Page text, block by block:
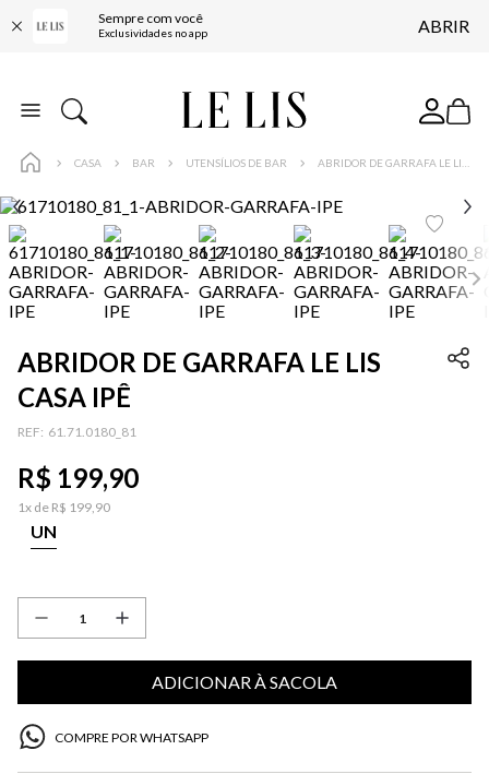
Sempre com você
Exclusividades no app ABRIR
FRETE GRÁTIS*
10% OFF NA PRIMEIRA COMPRA*
FRETE GRÁTIS*
BAIXE O APP
10% OFF NA PRIMEIRA COMPRA*
CASA BAR UTENSÍLIOS DE BAR
ABRIDOR DE GARRAFA LE LIS
CASA IPÊ
: 61.71.0180_81
R$ 199,90
1x de R$ 199,90
UN
ADICIONAR À SACOLA
COMPRE POR WHATSAPP